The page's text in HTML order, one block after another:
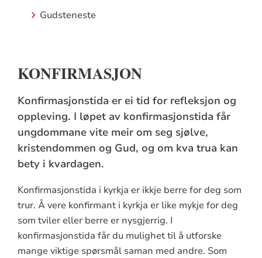
Gudsteneste
KONFIRMASJON
Konfirmasjonstida er ei tid for refleksjon og
oppleving. I løpet av konfirmasjonstida får
ungdommane vite meir om seg sjølve,
kristendommen og Gud, og om kva trua kan
bety i kvardagen.
Konfirmasjonstida i kyrkja er ikkje berre for deg som
trur. Å vere konfirmant i kyrkja er like mykje for deg
som tviler eller berre er nysgjerrig. I
konfirmasjonstida får du mulighet til å utforske
mange viktige spørsmål saman med andre. Som